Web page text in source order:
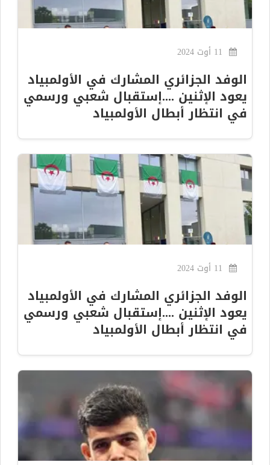
الوفد الجزائري المشارك في الأولمبياد
يعود الإثنين ....إستقبال شعبي ورسمي
في انتظار أبطال الأولمبياد
الوفد الجزائري المشارك في الأولمبياد
يعود الإثنين ....إستقبال شعبي ورسمي
في انتظار أبطال الأولمبياد